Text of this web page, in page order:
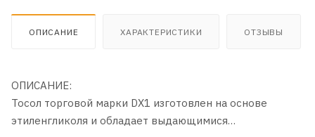
ОПИСАНИЕ ХАРАКТЕРИСТИКИ ОТЗЫВЫ
ОПИСАНИЕ:
Тосол торговой марки DX1 изготовлен на основе
этиленгликоля и обладает выдающимися